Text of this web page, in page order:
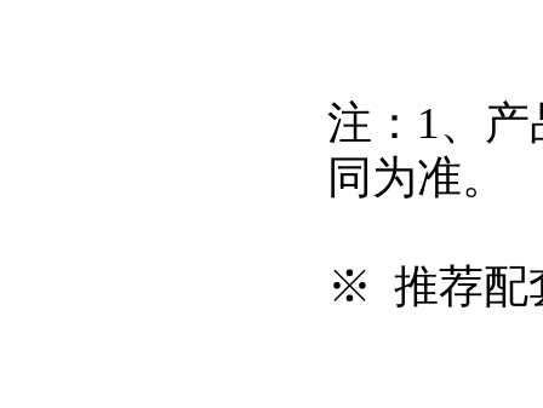
注：1、
同为准。
※ 推荐配